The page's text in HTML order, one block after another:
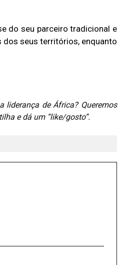
do seu parceiro tradicional e
dos seus territórios, enquanto
liderança de África? Queremos
e dá um “like/gosto”.